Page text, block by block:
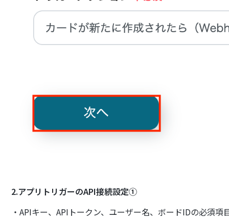
2.アプリトリガーのAPI接続設定①
・APIキー、APIトークン、ユーザー名、ボードIDの必須項